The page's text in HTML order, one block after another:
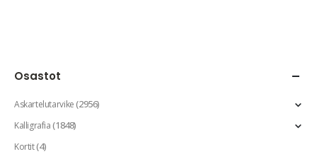
Osastot
Askartelutarvike(2956)
Kalligrafia(1848)
Kortit(4)